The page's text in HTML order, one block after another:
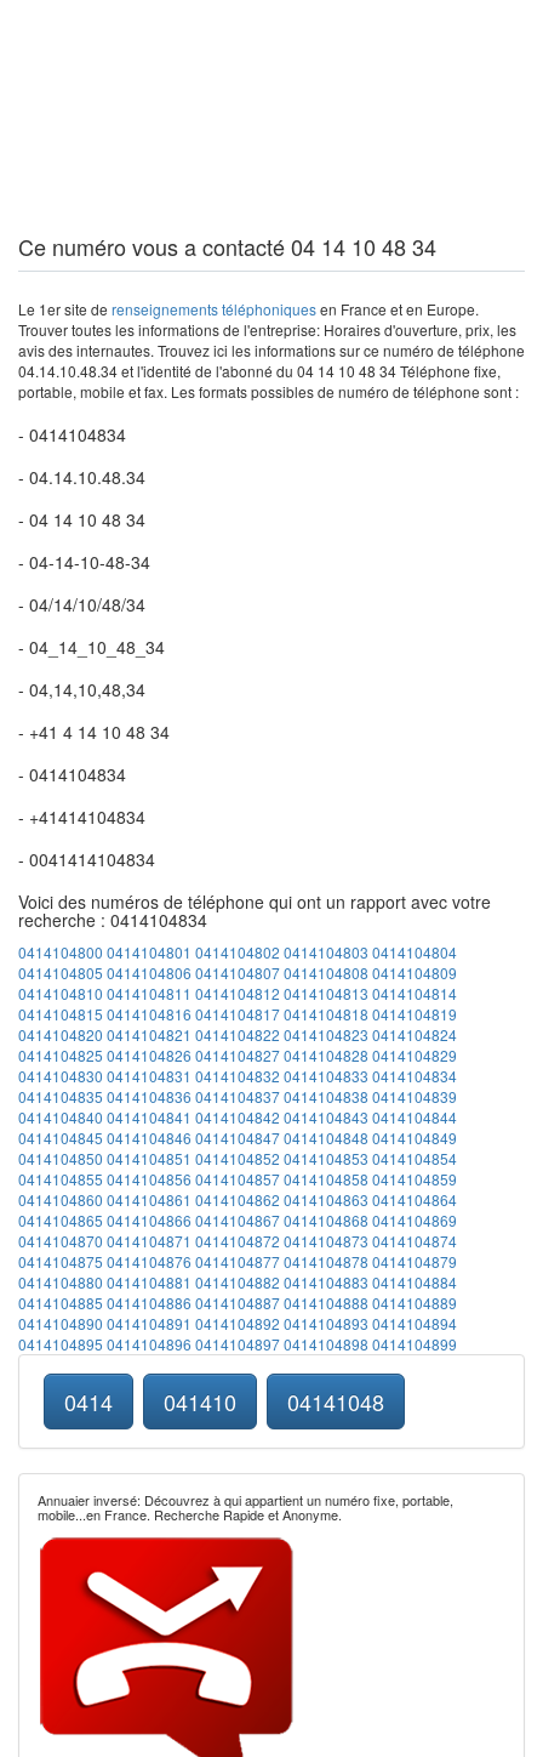
Ce numéro vous a contacté 04 14 10 48 34
Le 1er site de renseignements téléphoniquesen France et en Europe.
Trouver toutes les informations de l'entreprise: Horaires d'ouverture, prix, les
avis des internautes. Trouvez ici les informations sur ce numéro de téléphone
04.14.10.48.34 et l'identité de l'abonné du 04 14 10 48 34 Téléphone fixe,
portable, mobile et fax. Les formats possibles de numéro de téléphone sont :
- 0414104834
- 04.14.10.48.34
- 04 14 10 48 34
- 04-14-10-48-34
- 04/14/10/48/34
- 04_14_10_48_34
- 04,14,10,48,34
- +41 4 14 10 48 34
- 0414104834
- +41414104834
- 0041414104834
Voici des numéros de téléphone qui ont un rapport avec votre
recherche : 0414104834
0414104800 0414104801 0414104802 0414104803 0414104804
0414104805 0414104806 04141048070414104808 0414104809
0414104810 0414104811 0414104812 0414104813 0414104814
0414104815 0414104816 04141048170414104818 0414104819
0414104820 0414104821 0414104822 0414104823 0414104824
0414104825 0414104826 04141048270414104828 0414104829
0414104830 0414104831 0414104832 0414104833 0414104834
0414104835 0414104836 04141048370414104838 0414104839
0414104840 0414104841 0414104842 0414104843 0414104844
0414104845 0414104846 04141048470414104848 0414104849
0414104850 0414104851 0414104852 0414104853 0414104854
0414104855 0414104856 04141048570414104858 0414104859
0414104860 0414104861 0414104862 0414104863 0414104864
0414104865 0414104866 04141048670414104868 0414104869
0414104870 0414104871 0414104872 0414104873 0414104874
0414104875 0414104876 04141048770414104878 0414104879
0414104880 0414104881 0414104882 0414104883 0414104884
0414104885 0414104886 04141048870414104888 0414104889
0414104890 0414104891 0414104892 0414104893 0414104894
0414104895 0414104896 04141048970414104898 0414104899
0414 041410 04141048
Annuaier inversé: Découvrez à qui appartient un numéro fixe, portable,
mobile...en France. Recherche Rapide et Anonyme.